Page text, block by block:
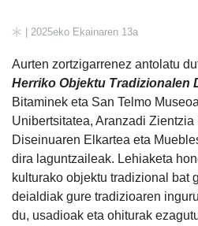
| 2025eko Ekainaren 13a
Aurten zortzigarrenez antolatu
Herriko Objektu Tradizionalen
Bitaminek eta San Telmo
Unibertsitatea, Aranzadi Zientzia
Diseinuaren Elkartea eta
dira laguntzaileak. Lehiaketa
kulturako objektu tradizional bat
deialdiak gure tradizioaren
du, usadioak eta ohiturak